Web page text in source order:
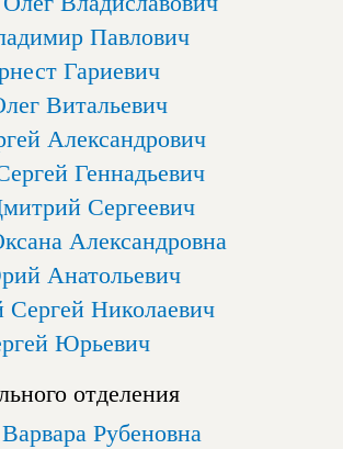
Павлович
Гариевич
Витальевич
Александрович
Геннадьевич
Сергеевич
Александровна
Анатольевич
Николаевич
Юрьевич
отделения
Рубеновна